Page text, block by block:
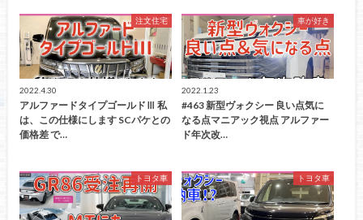
注文住宅
2022.4.30
アルファードタイプゴールドⅢ 私
は、この仕様にします SCパケとの
価格差 で…
車が好き
2022.1.23
#463 新型ヴォクシー 良い点気に
なる点マニアック視点 アルファー
ド年次改…
トヨタ車 トヨタ車